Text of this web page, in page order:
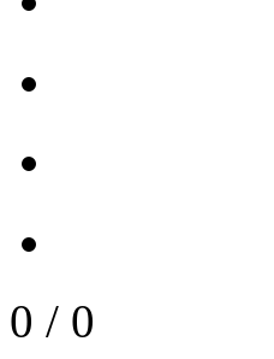
0 / 0